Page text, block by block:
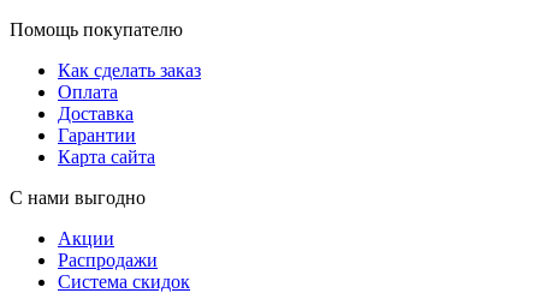
Помощь покупателю
Как сделать заказ
Оплата
Доставка
Гарантии
Карта сайта
С нами выгодно
Акции
Распродажи
Система скидок